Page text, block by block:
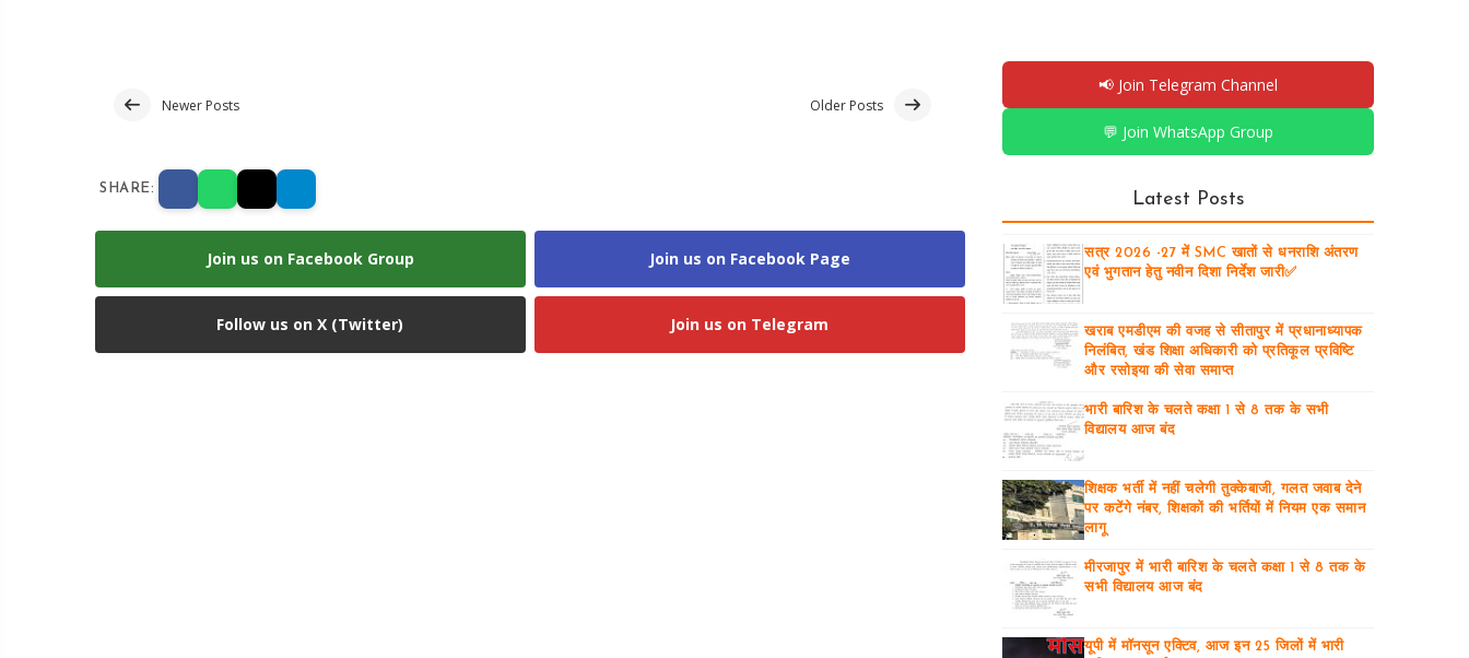
Newer Posts Older Posts
SHARE:
Join us on Facebook Group Join us on Facebook Page
Follow us on X (Twitter) Join us on Telegram
📢 Join Telegram Channel
💬 Join WhatsApp Group
Latest Posts
सत्र 2026 -27 में SMC खातों से धनराशि अंतरण
एवं भुगतान हेतु नवीन दिशा निर्देश जारी✅
खराब एमडीएम की वजह से सीतापुर में प्रधानाध्यापक
निलंबित, खंड शिक्षा अधिकारी को प्रतिकूल प्रविष्टि
और रसोइया की सेवा समाप्त
भारी बारिश के चलते कक्षा 1 से 8 तक के सभी
विद्यालय आज बंद
शिक्षक भर्ती में नहीं चलेगी तुक्केबाजी, गलत जवाब देने
पर कटेंगे नंबर, शिक्षकों की भर्तियों में नियम एक समान
लागू
मीरजापुर में भारी बारिश के चलते कक्षा 1 से 8 तक के
सभी विद्यालय आज बंद
यूपी में मॉनसून एक्टिव, आज इन 25 जिलों में भारी